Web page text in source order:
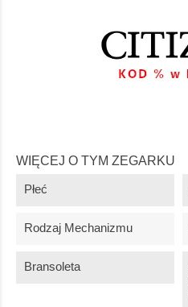
WIĘCEJ O TYM ZEGARKU
Płeć
Rodzaj Mechanizmu
Bransoleta